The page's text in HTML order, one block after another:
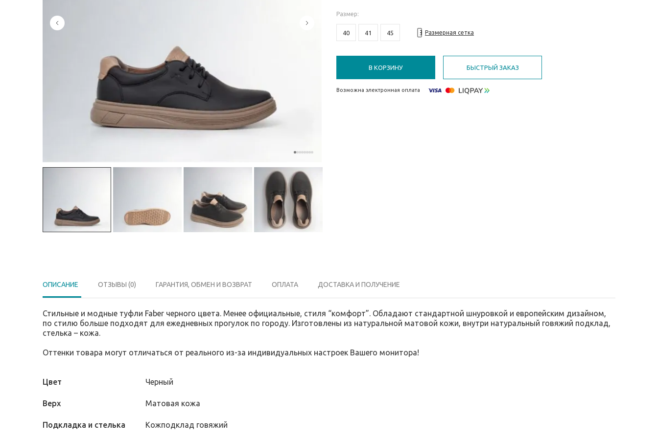
Размер:
40 41 45 Размерная сетка
В КОРЗИНУ БЫСТРЫЙ ЗАКАЗ
Возможна электронная оплата
ОПИСАНИЕ ОТЗЫВЫ (0) ГАРАНТИЯ, ОБМЕН И ВОЗВРАТ ОПЛАТА ДОСТАВКА И ПОЛУЧЕНИЕ
Стильные и модные туфли Faber черного цвета. Менее официальные, стиля “комфорт”. Обладают стандартной шнуровкой и европейским дизайном,
по стилю больше подходят для ежедневных прогулок по городу. Изготовлены из натуральной матовой кожи, внутри натуральный говяжий подклад,
стелька – кожа.
Оттенки товара могут отличаться от реального из-за индивидуальных настроек Вашего монитора!
Цвет Черный
Верх Матовая кожа
Подкладка и стелька Кожподклад говяжий